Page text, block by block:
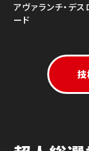
アヴァランチ・デス
ード
技